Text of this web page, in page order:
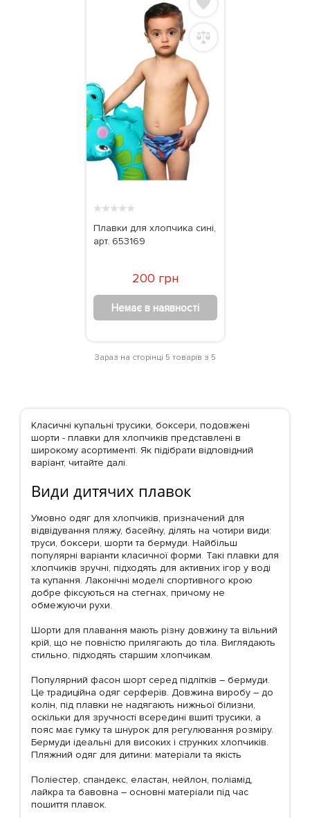
★★★★★
Плавки для хлопчика сині,
арт. 653169
200 грн
Немає в наявності
Зараз на сторінці 5 товарів з 5
Класичні купальні трусики, боксери, подовжені
шорти - плавки для хлопчиків представлені в
широкому асортименті. Як підібрати відповідний
варіант, читайте далі.
Види дитячих плавок
Умовно одяг для хлопчиків, призначений для
відвідування пляжу, басейну, ділять на чотири види:
труси, боксери, шорти та бермуди. Найбільш
популярні варіанти класичної форми. Такі плавки для
хлопчиків зручні, підходять для активних ігор у воді
та купання. Лаконічні моделі спортивного крою
добре фіксуються на стегнах, причому не
обмежуючи рухи.
Шорти для плавання мають різну довжину та вільний
крій, що не повністю прилягають до тіла. Виглядають
стильно, підходять старшим хлопчикам.
Популярний фасон шорт серед підлітків – бермуди.
Це традиційна одяг серферів. Довжина виробу – до
колін, під плавки не надягають нижньої білизни,
оскільки для зручності всередині вшиті трусики, а
пояс має гумку та шнурок для регулювання розміру.
Бермуди ідеальні для високих і струнких хлопчиків.
Пляжний одяг для дитини: матеріали та якість
Поліестер, спандекс, еластан, нейлон, поліамід,
лайкра та бавовна – основні матеріали під час
пошиття плавок.